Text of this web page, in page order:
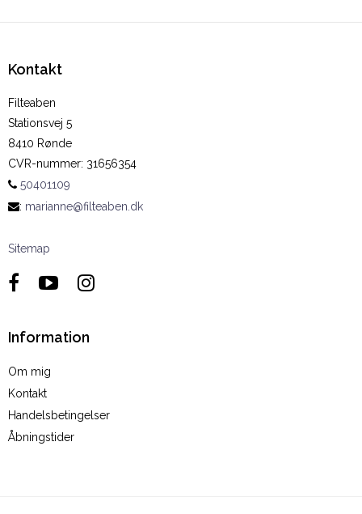
Kontakt
Filteaben
Stationsvej 5
8410 Rønde
CVR-nummer: 31656354
50401109
: marianne@filteaben.dk
Sitemap
Information
Om mig
Kontakt
Handelsbetingelser
Åbningstider